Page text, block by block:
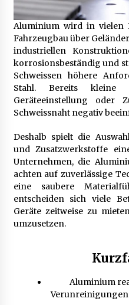
B2B-
3
Kontrolle
3
behalten
3
Finde dein
Eingangstür
3 Monaten
5
Aluminium wird in vielen
Fahrzeugbau über
industriellen
korrosionsbeständig und
Schweissen höhere
Stahl. Bereits kleine
Geräteeinstellung oder
Schweissnaht negativ
Deshalb spielt die
und Zusatzwerkstoffe
Unternehmen, die
achten auf zuverlässige
eine saubere
entscheiden sich viele
Geräte zeitweise zu
umzusetzen.
Aluminium